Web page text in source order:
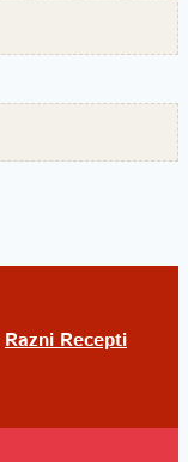
Razni Recepti